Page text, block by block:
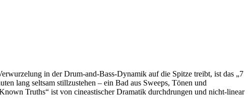
in der Drum-and-Bass-Dynamik auf die Spitze treibt, ist das „7
lang seltsam stillzustehen – ein Bad aus Sweeps, Tönen und
Truths“ ist von cineastischer Dramatik durchdrungen und nicht-linear